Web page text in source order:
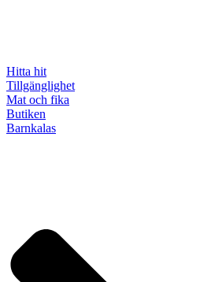
Hitta hit
Tillgänglighet
Mat och fika
Butiken
Barnkalas